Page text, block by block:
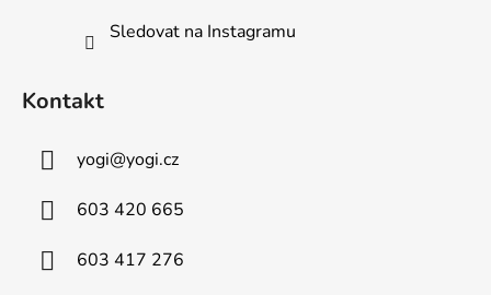
Sledovat na Instagramu
Kontakt
yogi@yogi.cz
603 420 665
603 417 276